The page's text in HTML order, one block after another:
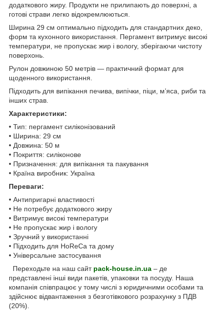
додаткового жиру. Продукти не прилипають до поверхні, а
готові страви легко відокремлюються.
Ширина 29 см оптимально підходить для стандартних деко,
форм та кухонного використання. Пергамент витримує високі
температури, не пропускає жир і вологу, зберігаючи чистоту
поверхонь.
Рулон довжиною 50 метрів — практичний формат для
щоденного використання.
Підходить для випікання печива, випічки, піци, м’яса, риби та
інших страв.
Характеристики:
• Тип: пергамент силіконізований
• Ширина: 29 см
• Довжина: 50 м
• Покриття: силіконове
• Призначення: для випікання та пакування
• Країна виробник: Україна
Переваги:
• Антипригарні властивості
• Не потребує додаткового жиру
• Витримує високі температури
• Не пропускає жир і вологу
• Зручний у використанні
• Підходить для HoReCa та дому
• Універсальне застосування
Переходьте на наш сайт pack-house.in.ua – де
представлені інші види пакетів, упаковки та посуду. Наша
компанія співпрацює у тому числі з юридичними особами та
здійснює відвантаження з безготівкового розрахунку з ПДВ
(20%).